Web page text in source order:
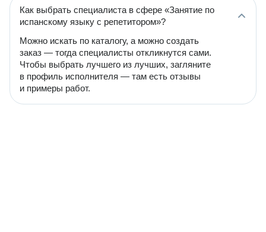
Как выбрать специалиста в сфере «Занятие по
испанскому языку с репетитором»?
Можно искать по каталогу, а можно создать
заказ — тогда специалисты откликнутся сами.
Чтобы выбрать лучшего из лучших, загляните
в профиль исполнителя — там есть отзывы
и примеры работ.